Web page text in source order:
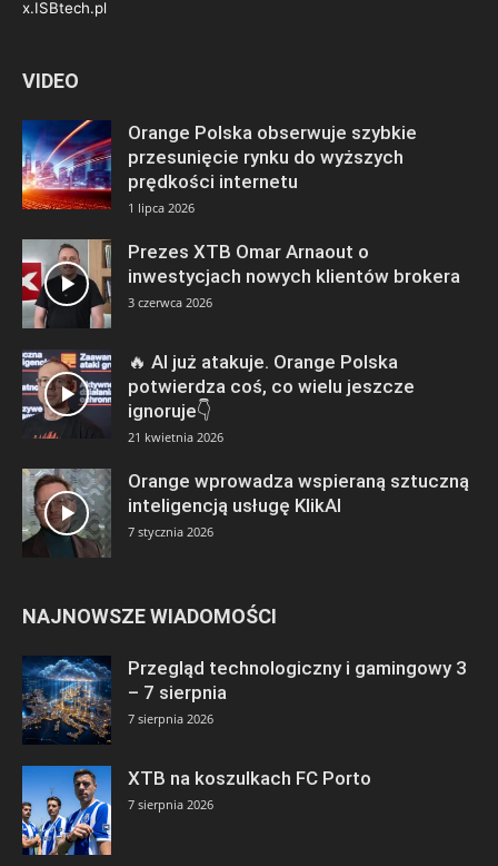
x.ISBtech.pl
VIDEO
Orange Polska obserwuje szybkie
przesunięcie rynku do wyższych
prędkości internetu
1 lipca 2026
Prezes XTB Omar Arnaout o
inwestycjach nowych klientów brokera
3 czerwca 2026
🔥 AI już atakuje. Orange Polska
potwierdza coś, co wielu jeszcze
ignoruje👇
21 kwietnia 2026
Orange wprowadza wspieraną sztuczną
inteligencją usługę KlikAI
7 stycznia 2026
NAJNOWSZE WIADOMOŚCI
Przegląd technologiczny i gamingowy 3
– 7 sierpnia
7 sierpnia 2026
XTB na koszulkach FC Porto
7 sierpnia 2026